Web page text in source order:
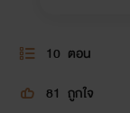
10 ตอน
81 ถูกใจ